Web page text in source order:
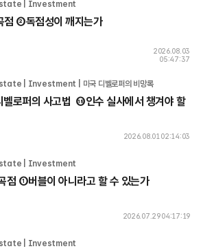
②독점성이 깨지는가
2026.08.03
05:47:37
| Investment | 미국 디벨로퍼의 비망록
벨로퍼의 사고법  ⑮인수 실사에서 챙겨야 할
2026.08.01 02:14:03
점 ①버블이 아니라고 할 수 있는가
2026.07.29 04:17:19